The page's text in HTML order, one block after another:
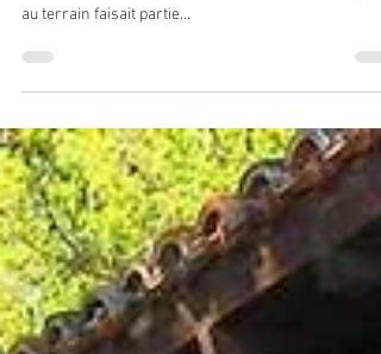
9 mars 2016
1 min de lecture
Acte 2 !
Modification et validation par les clients du projet de
maison individuelle de 110m² à Cuers (83).
au terrain faisait partie...